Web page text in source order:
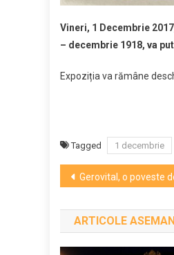
Vineri, 1 Decembrie
– decembrie 1918, va
Expoziția va rămâne
Tagged 1 decembrie
Navigare
în
articole
Gerovital, o poveste de succes, 100% românească
ARTICOLE